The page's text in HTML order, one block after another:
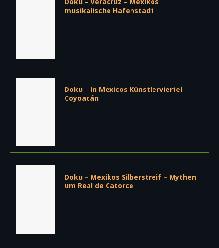
musikalische Hafenstadt
Doku – In Mexicos Künstlerviertel
Coyoacán
Doku – Mexikos Silberstreif – Mythen
um Real de Catorce